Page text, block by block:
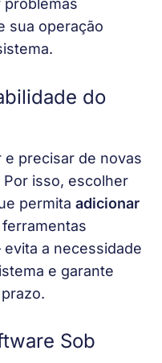
sua operação
do
precisar de novas
isso, escolher
permita adicionar
a necessidade
e garante
Sob